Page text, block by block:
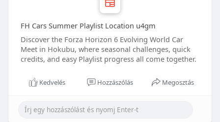
FH Cars Summer Playlist Location u4gm
Discover the Forza Horizon 6 Evolving World Car
Meet in Hokubu, where seasonal challenges, quick
credits, and easy Playlist progress all come together.
Kedvelés Hozzászólás Megosztás